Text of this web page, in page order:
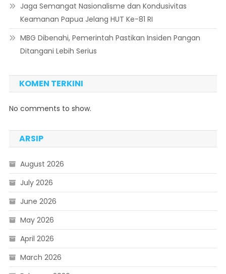
Jaga Semangat Nasionalisme dan Kondusivitas
Keamanan Papua Jelang HUT Ke-81 RI
MBG Dibenahi, Pemerintah Pastikan Insiden Pangan
Ditangani Lebih Serius
KOMEN TERKINI
No comments to show.
ARSIP
August 2026
July 2026
June 2026
May 2026
April 2026
March 2026